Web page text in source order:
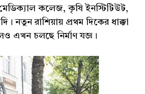
কলেজ, কৃষি ইনস্টিটিউট,
নতুন রাশিয়ায় প্রথম দিকের ধাক্কা
এখন চলছে নির্মাণ যজ্ঞ।